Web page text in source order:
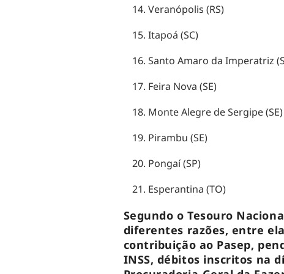
Veranópolis (RS)
Itapoá (SC)
Santo Amaro da Imperatriz
Feira Nova (SE)
Monte Alegre de Sergipe (SE)
Pirambu (SE)
Pongaí (SP)
Esperantina (TO)
Segundo o Tesouro
diferentes razões, entre
contribuição ao Pasep,
INSS, débitos inscritos na